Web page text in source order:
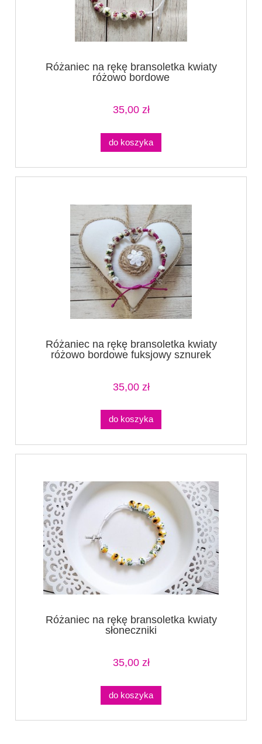
Różaniec na rękę bransoletka kwiaty
różowo bordowe
35,00 zł
do koszyka
Różaniec na rękę bransoletka kwiaty
różowo bordowe fuksjowy sznurek
35,00 zł
do koszyka
Różaniec na rękę bransoletka kwiaty
słoneczniki
35,00 zł
do koszyka